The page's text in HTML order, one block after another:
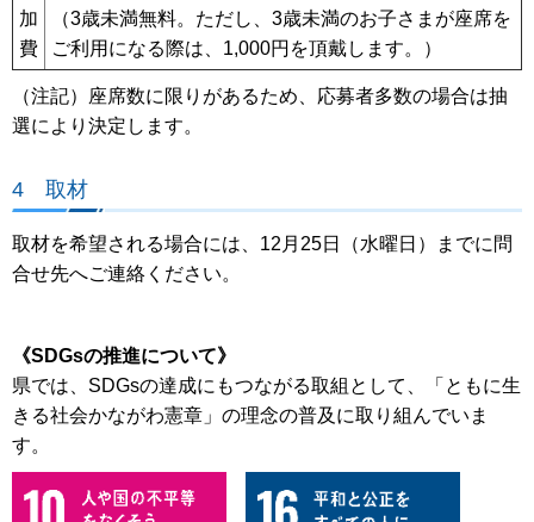
加
費
（3歳未満無料。ただし、3歳未満のお子さまが座席を
ご利用になる際は、1,000円を頂戴します。）
（注記）座席数に限りがあるため、応募者多数の場合は抽
選により決定します。
4 取材
取材を希望される場合には、12月25日（水曜日）までに問
合せ先へご連絡ください。
《SDGsの推進について》
県では、SDGsの達成にもつながる取組として、「ともに生
きる社会かながわ憲章」の理念の普及に取り組んでいま
す。